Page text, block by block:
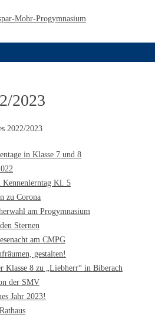
Zum Inhalt springen
2023
2022/2023
in Klasse 7 und 8
Kennenlerntag Kl. 5
zu Corona
am Progymnasium
Sternen
am CMPG
gestalten!
Klasse 8 zu „Liebherr“ in Biberach
der SMV
Jahr 2023!